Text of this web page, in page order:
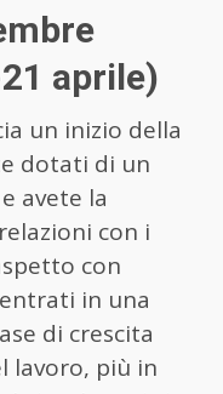
aprile)
un inizio della
dotati di un
avete la
con i
con
in una
di crescita
lavoro, più in